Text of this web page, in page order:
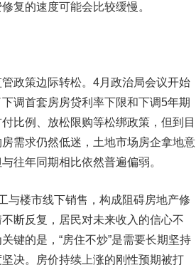
复的速度可能会比较缓慢。
策边际转松。4月政治局会议开始
调首套房房贷利率下限和下调5年期
比例、放松限购等松绑政策，但到目
需求仍然低迷，土地市场房企拿地意
往年同期相比依然普遍偏弱。
楼市线下销售，构成阻碍房地产修
断反复，居民对未来收入的信心不
键的是，“房住不炒”是需要长期坚持
决。房价持续上涨的刚性预期被打